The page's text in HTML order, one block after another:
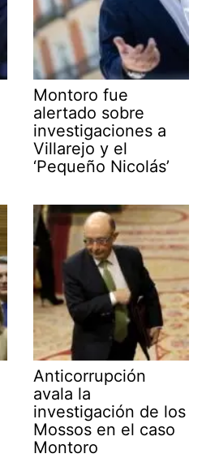
Montoro fue
alertado sobre
investigaciones a
Villarejo y el
‘Pequeño Nicolás’
Anticorrupción
avala la
investigación de los
Mossos en el caso
Montoro